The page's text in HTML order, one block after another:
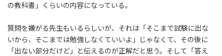
の教科書」くらいの内容になっている。
質問を嫌がる先生もいるらしいが、それは「そこまで試験に出な
いから、そこまでは勉強しなくていいよ」じゃなくて、その後に
「出ない部分だけど」と伝えるのが正解だと思う。そして「答え